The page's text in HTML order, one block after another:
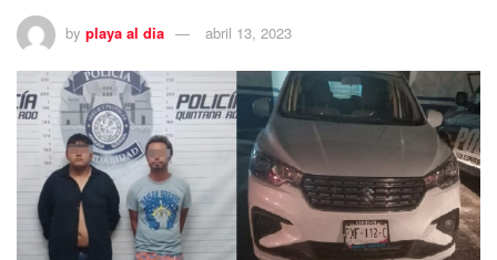
by playa al dia abril 13, 2023